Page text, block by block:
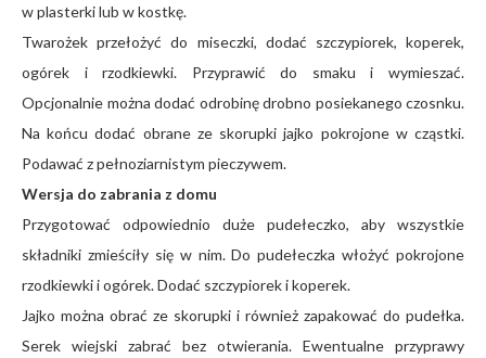
w plasterki lub w kostkę.
Twarożek przełożyć do miseczki, dodać szczypiorek, koperek,
ogórek i rzodkiewki. Przyprawić do smaku i wymieszać.
Opcjonalnie można dodać odrobinę drobno posiekanego czosnku.
Na końcu dodać obrane ze skorupki jajko pokrojone w cząstki.
Podawać z pełnoziarnistym pieczywem.
Wersja do zabrania z domu
Przygotować odpowiednio duże pudełeczko, aby wszystkie
składniki zmieściły się w nim. Do pudełeczka włożyć pokrojone
rzodkiewki i ogórek. Dodać szczypiorek i koperek.
Jajko można obrać ze skorupki i również zapakować do pudełka.
Serek wiejski zabrać bez otwierania. Ewentualne przyprawy